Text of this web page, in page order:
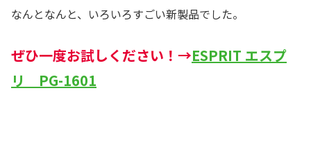
なんとなんと、いろいろすごい新製品でした。
ぜひ一度お試しください！→ESPRIT エスプ
リ PG-1601